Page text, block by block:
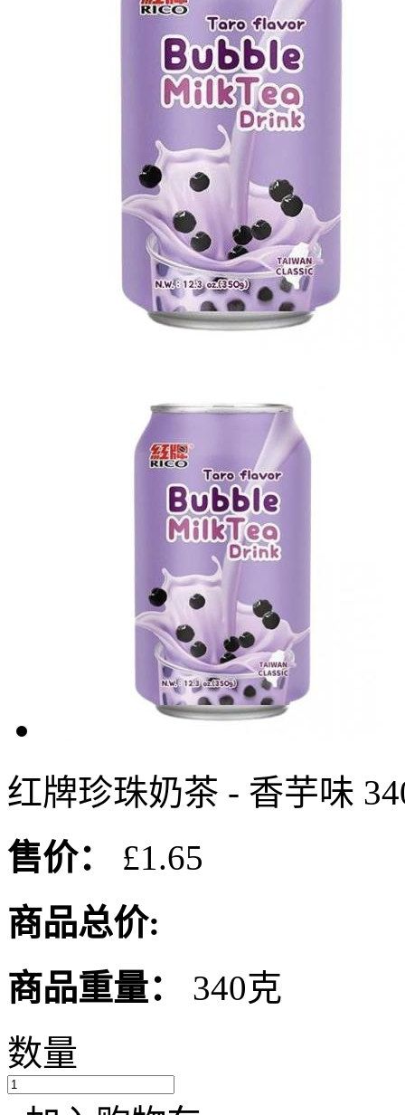
红牌珍珠奶茶 - 香芋味
售价：
£1.65
商品总价:
商品重量：
340克
数量